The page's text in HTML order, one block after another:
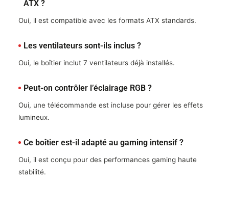
ATX ?
Oui, il est compatible avec les formats ATX standards.
Les ventilateurs sont-ils inclus ?
Oui, le boîtier inclut 7 ventilateurs déjà installés.
Peut-on contrôler l’éclairage RGB ?
Oui, une télécommande est incluse pour gérer les effets
lumineux.
Ce boîtier est-il adapté au gaming intensif ?
Oui, il est conçu pour des performances gaming haute
stabilité.